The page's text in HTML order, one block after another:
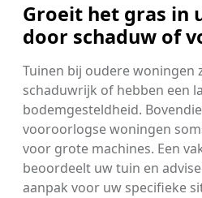
Groeit het gras in
door schaduw of
Tuinen bij oudere woningen
schaduwrijk of hebben een
bodemgesteldheid.
vooroorlogse woningen
voor grote machines. Een
beoordeelt uw tuin en
aanpak voor uw specifieke